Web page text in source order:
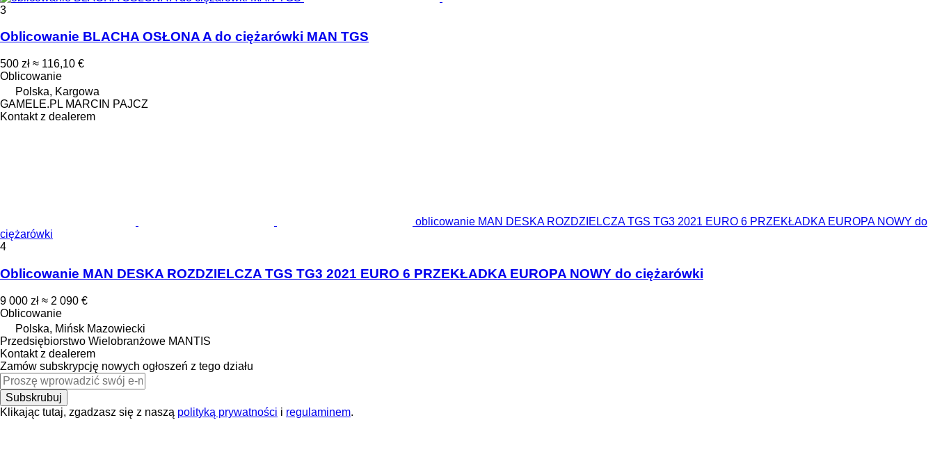
3
Oblicowanie BLACHA OSŁONA A do ciężarówki MAN TGS
500 zł ≈ 116,10 €
Oblicowanie
Polska, Kargowa
GAMELE.PL MARCIN PAJCZ
Kontakt z dealerem
oblicowanie MAN DESKA ROZDZIELCZA TGS TG3 2021 EURO 6 PRZEKŁADKA EUROPA NOWY do
ciężarówki
4
Oblicowanie MAN DESKA ROZDZIELCZA TGS TG3 2021 EURO 6 PRZEKŁADKA EUROPA NOWY do ciężarówki
9 000 zł ≈ 2 090 €
Oblicowanie
Polska, Mińsk Mazowiecki
Przedsiębiorstwo Wielobranżowe MANTIS
Kontakt z dealerem
Zamów subskrypcję nowych ogłoszeń z tego działu
Subskrubuj
Klikając tutaj, zgadzasz się z naszą polityką prywatności i regulaminem.